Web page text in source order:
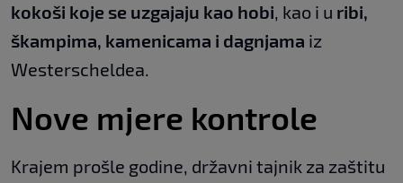
kokoši koje se uzgajaju kao hobi, kao i u ribi,
škampima, kamenicama i dagnjama iz
Westerscheldea.
Nove mjere kontrole
Krajem prošle godine, državni tajnik za zaštitu